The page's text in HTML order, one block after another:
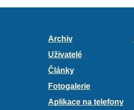
Archiv
Uživatelé
Články
Fotogalerie
Aplikace na telefony